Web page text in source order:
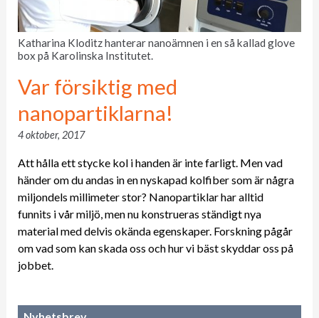
Katharina Kloditz hanterar nanoämnen i en så kallad glove
box på Karolinska Institutet.
Var försiktig med
nanopartiklarna!
4 oktober, 2017
Att hålla ett stycke kol i handen är inte farligt. Men vad
händer om du andas in en nyskapad kolfiber som är några
miljondels millimeter stor? Nanopartiklar har alltid
funnits i vår miljö, men nu konstrueras ständigt nya
material med delvis okända egenskaper. Forskning pågår
om vad som kan skada oss och hur vi bäst skyddar oss på
jobbet.